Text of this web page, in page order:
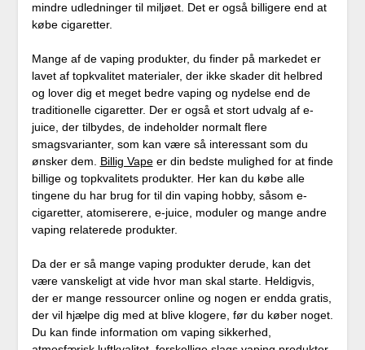
mindre udledninger til miljøet. Det er også billigere end at
købe cigaretter.
Mange af de vaping produkter, du finder på markedet er
lavet af topkvalitet materialer, der ikke skader dit helbred
og lover dig et meget bedre vaping og nydelse end de
traditionelle cigaretter. Der er også et stort udvalg af e-
juice, der tilbydes, de indeholder normalt flere
smagsvarianter, som kan være så interessant som du
ønsker dem. Billig Vapeer din bedste mulighed for at finde
billige og topkvalitets produkter. Her kan du købe alle
tingene du har brug for til din vaping hobby, såsom e-
cigaretter, atomiserere, e-juice, moduler og mange andre
vaping relaterede produkter.
Da der er så mange vaping produkter derude, kan det
være vanskeligt at vide hvor man skal starte. Heldigvis,
der er mange ressourcer online og nogen er endda gratis,
der vil hjælpe dig med at blive klogere, før du køber noget.
Du kan finde information om vaping sikkerhed,